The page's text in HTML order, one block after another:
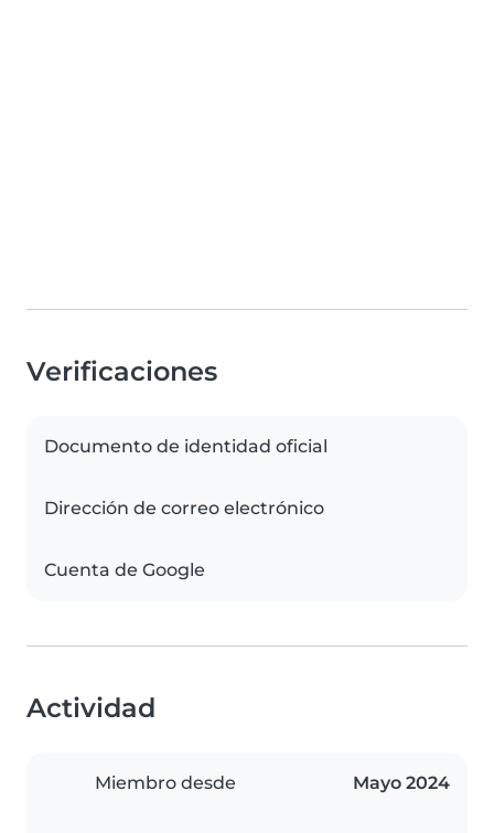
Verificaciones
Documento de identidad oficial
Dirección de correo electrónico
Cuenta de Google
Actividad
Miembro desde Mayo 2024